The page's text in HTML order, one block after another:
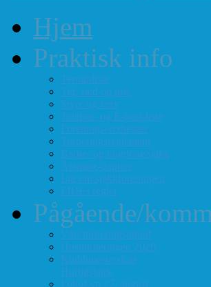
Hjem
Praktisk info
Terminliste
Tid, sted og pris
Styre og verv
Telefon- og E-post-liste
Forenings-vedtekter
Turneringsreglement
Barne- og ungdomssjakk
Årsmøte-papirer
Litt om sjakkforeningen
FIDEs regler
Pågående/
Vårt turneringstilbud
Høstturneringen 2026
Klubbmesterskap
Hurtigsjakk
FolloLyn 27. august